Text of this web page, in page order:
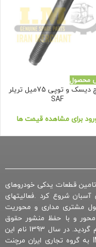
محصول
پیچ دیسک و توپی 75میل تریلر
SAF
برای مشاهده قیمت ها
قطعات یدکی خودروهای
شروع کرد .فعالیتهای
مشتری مداری و محوریت
و با حفظ منشور حقوق
کارکنان و نیروی انسانی و مشتریان مداوم گردید. در سال 1393 نام این
مجموعه همزمان با ثبت علامت تجاری IM به گروه تجاری ایران مرچنت